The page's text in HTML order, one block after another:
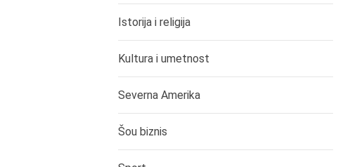
Istorija i religija
Kultura i umetnost
Severna Amerika
Šou biznis